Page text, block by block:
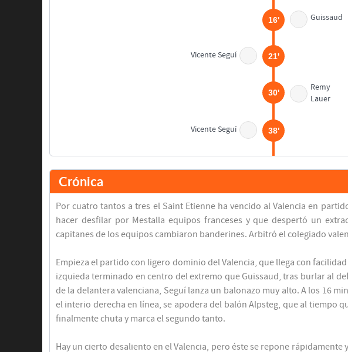
Guissaud
16'
Vicente Seguí 21'
Remy
Lauer
30'
Vicente Seguí 38'
45'
Álvaro Pérez
73'
Bernardino Pasieguito
Guissaud
85'
Alpsteg
Final del partido
Crónica
Por cuatro tantos a tres el Saint Etienne ha vencido al Valencia en
hacer desfilar por Mestalla equipos franceses y que despertó un
capitanes de los equipos cambiaron banderines. Arbitró el colegiado
Empieza el partido con ligero dominio del Valencia, que llega con
izquieda terminado en centro del extremo que Guissaud, tras burlar al
de la delantera valenciana, Seguí lanza un balonazo muy alto. A los 16
el interio derecha en línea, se apodera del balón Alpsteg, que al tiempo
finalmente chuta y marca el segundo tanto.
Hay un cierto desaliento en el Valencia, pero éste se repone